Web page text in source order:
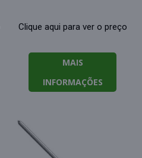
Clique aqui para ver o preço
MAIS
INFORMAÇÕES